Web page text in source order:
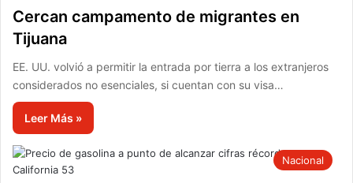
Cercan campamento de migrantes en
Tijuana
EE. UU. volvió a permitir la entrada por tierra a los extranjeros
considerados no esenciales, si cuentan con su visa…
Leer Más »
Nacional